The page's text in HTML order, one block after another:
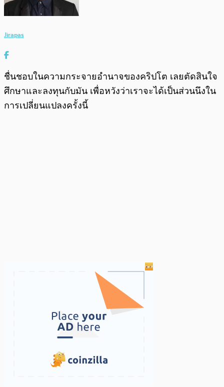
Jirapas
ชื่นชอบในความกระจายอำนาจของคริปโต เลยตัดสินใจ
ศึกษาและลงทุนกับมัน เพื่อหวังว่าเราจะได้เป็นส่วนนึงใน
การเปลี่ยนแปลงครั้งนี้